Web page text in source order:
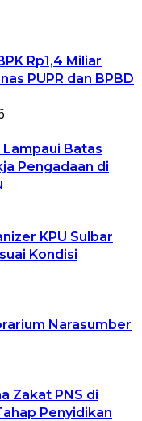
Rp1,4 Miliar
PUPR dan BPBD
Batas
Pengadaan di
KPU Sulbar
Kondisi
Narasumber
Zakat PNS di
Penyidikan